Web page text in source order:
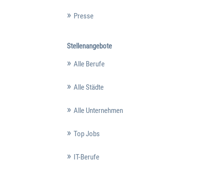
Presse
Stellenangebote
Alle Berufe
Alle Städte
Alle Unternehmen
Top Jobs
IT-Berufe